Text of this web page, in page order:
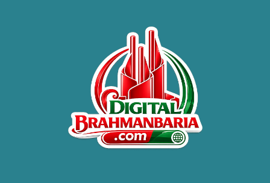
ব্রাহ্মণবাড়িয়ায় তরী বাংলাদেশের
উদ্যোগে বৃক্ষরোপণ ও গাছের চারা
বিতরণ।
কবি জয়দুল হোসেনের
‘পাখপাখালির মিলনমেলা’ গ্রন্থের
প্রকাশনা উৎসব
চুরির দায়ে সুলতানপুরের বোরহান